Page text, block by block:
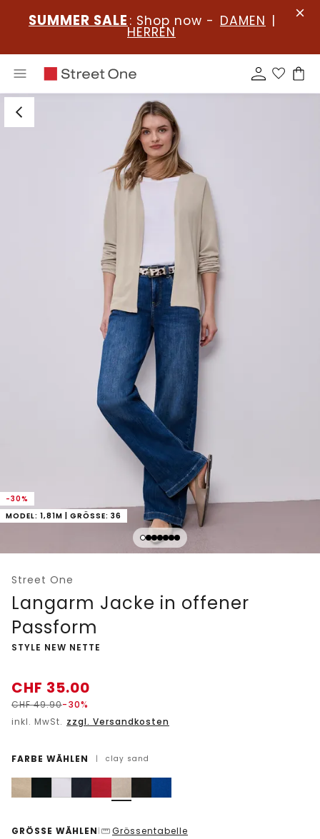
SUMMER SALE : Shop now - DAMEN |
HERREN
-30%
MODEL: 1,81M | GRÖSSE: 36
Street One
Langarm Jacke in offener
Passform
-
STYLE NEW NETTE
CHF 35.00
CHF49.90-30%
inkl. MwSt. zzgl. Versandkosten
FARBE WÄHLEN | clay sand
GRÖSSE WÄHLEN | Grössentabelle